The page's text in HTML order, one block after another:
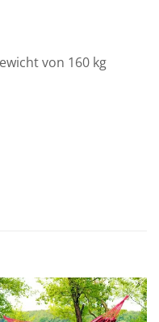
von 160 kg